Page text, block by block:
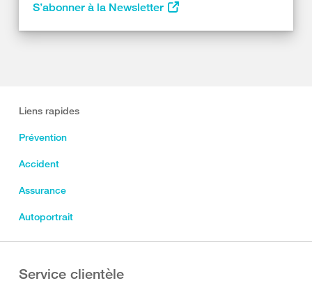
S’abonner à la Newsletter
Liens rapides
Prévention
Accident
Assurance
Autoportrait
Service clientèle